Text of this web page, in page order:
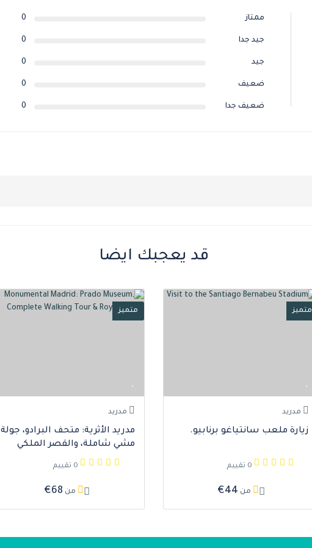
ممتاز 0
جيد جدا 0
جيد 0
ضعيف 0
ضعيف جدا 0
قد يعجبك ايضا
متميز
مدريد
زيارة ملعب سانتياغو برنابيو.
0 تقييم
من €44
متميز
مدريد
مدريد الأثرية: متحف البرادو، جولة
مشي شاملة، والقصر الملكي
0 تقييم
من €68